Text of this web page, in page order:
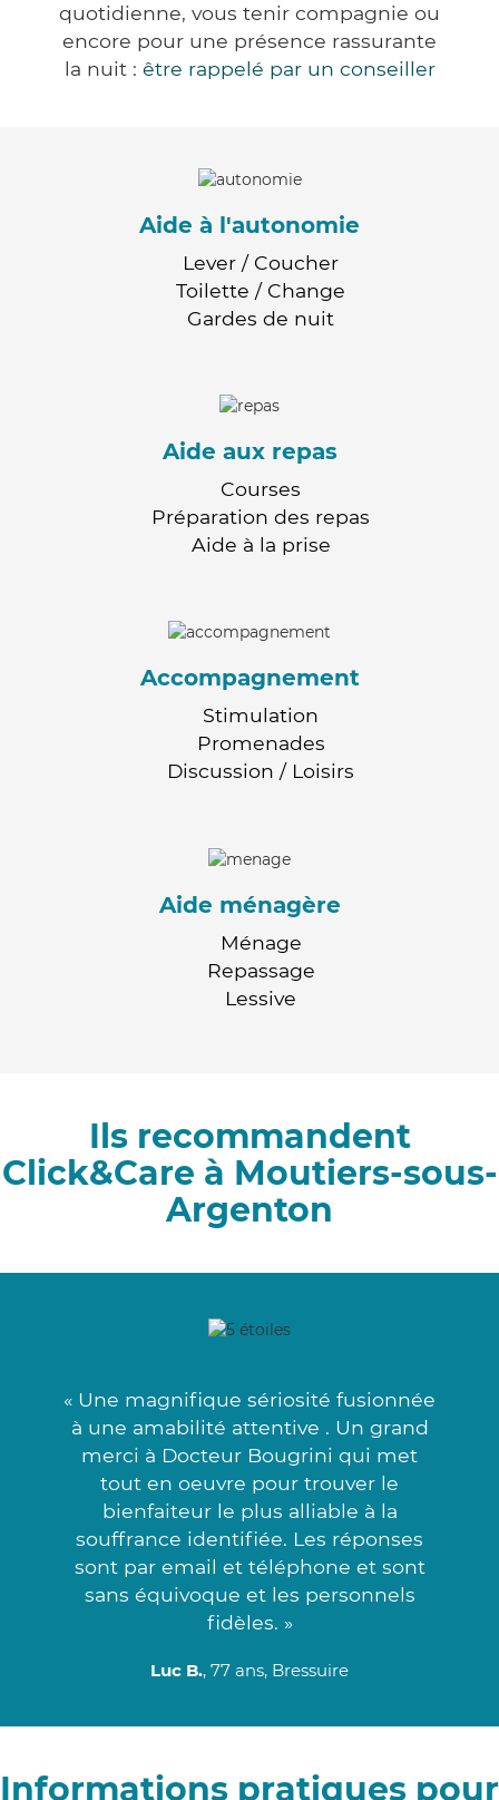
quotidienne, vous tenir compagnie ou
encore pour une présence rassurante
la nuit : être rappelé par un conseiller
Aide à l'autonomie
Lever / Coucher
Toilette / Change
Gardes de nuit
Aide aux repas
Courses
Préparation des repas
Aide à la prise
Accompagnement
Stimulation
Promenades
Discussion / Loisirs
Aide ménagère
Ménage
Repassage
Lessive
Ils recommandent
Click&Care à Moutiers-sous-
Argenton
« Une magnifique sériosité fusionnée
à une amabilité attentive . Un grand
merci à Docteur Bougrini qui met
tout en oeuvre pour trouver le
bienfaiteur le plus alliable à la
souffrance identifiée. Les réponses
sont par email et téléphone et sont
sans équivoque et les personnels
fidèles. »
Luc B., 77 ans, Bressuire
Informations pratiques pour